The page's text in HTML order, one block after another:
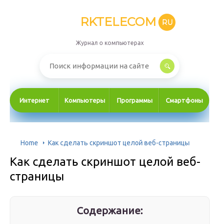
RKTELECOM RU
Журнал о компьютерах
Интернет Компьютеры Программы Смартфоны
Home Как сделать скриншот целой веб-страницы
Как сделать скриншот целой веб-
страницы
Содержание: